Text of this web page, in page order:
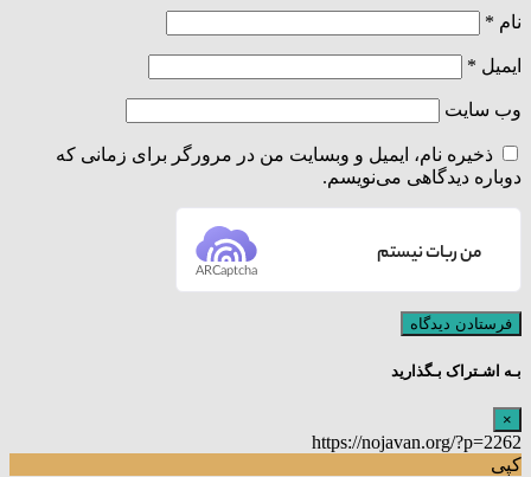
نام *
ایمیل *
وب‌ سایت
ذخیره نام، ایمیل و وبسایت من در مرورگر برای زمانی که
دوباره دیدگاهی می‌نویسم.
من ربات نیستم
ARCaptcha
بـه اشـتراک بـگذارید
×
https://nojavan.org/?p=2262
کپی